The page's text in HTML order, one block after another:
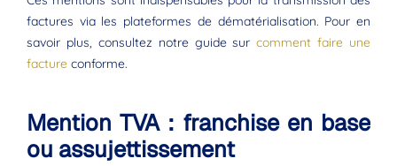
factures via les plateformes de dématérialisation. Pour en
savoir plus, consultez notre guide surcomment faire une
facture conforme.
Mention TVA : franchise en base
ou assujettissement